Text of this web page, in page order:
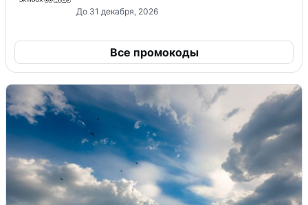
До 31 декабря, 2026
Все промокоды